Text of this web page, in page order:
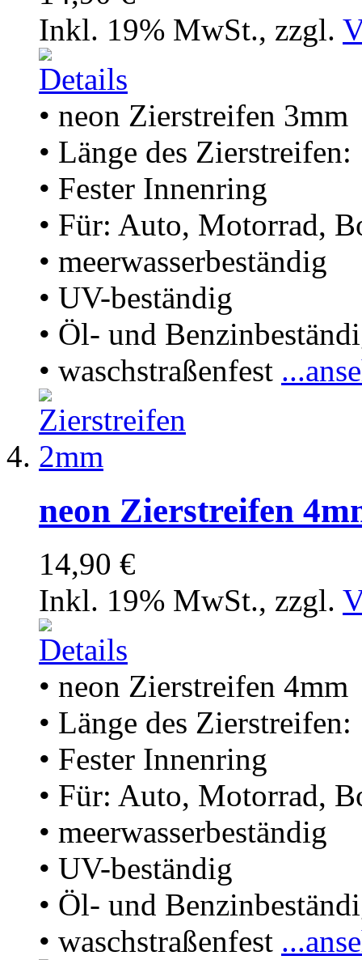
Inkl. 19% MwSt., zzgl.
• neon Zierstreifen 3mm
• Länge des Zierstreifen:
• Fester Innenring
• Für: Auto, Motorrad,
• meerwasserbeständig
• UV-beständig
• Öl- und
• waschstraßenfest
neon Zierstreifen
14,90 €
Inkl. 19% MwSt., zzgl.
• neon Zierstreifen 4mm
• Länge des Zierstreifen:
• Fester Innenring
• Für: Auto, Motorrad,
• meerwasserbeständig
• UV-beständig
• Öl- und
• waschstraßenfest